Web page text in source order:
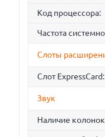
Код процессора:
Частота
Слоты
Слот ExpressCard:
Звук
Наличие